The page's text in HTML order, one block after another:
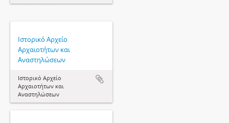
Ιστορικό Αρχείο
Αρχαιοτήτων και
Αναστηλώσεων
Ιστορικό Αρχείο
Αρχαιοτήτων και
Αναστηλώσεων